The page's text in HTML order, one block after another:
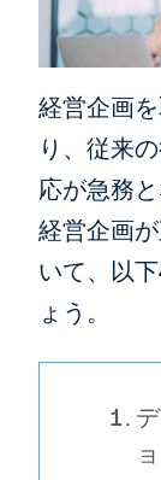
経営企画
り、従来
応が急務
経営企画
いて、以
ょう。